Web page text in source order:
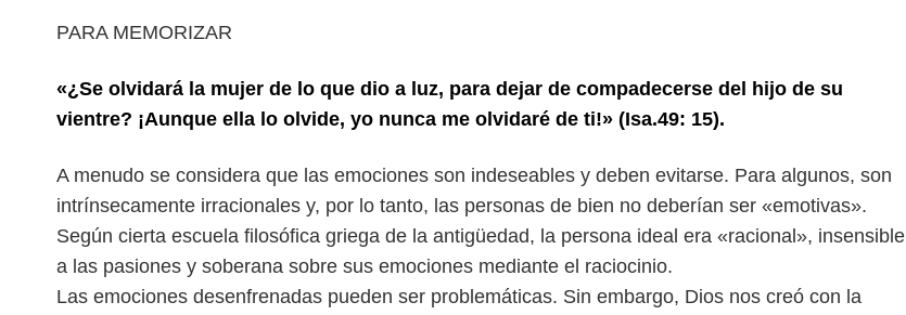
PARA MEMORIZAR
«¿Se olvidará la mujer de lo que dio a luz, para dejar de compadecerse del
hijo de su
vientre? ¡Aunque ella lo olvide, yo nunca me olvidaré de ti!» (Isa.49: 15).
A menudo se considera que las emociones son indeseables y deben evitarse. Para algunos, son
intrínsecamente irracionales y, por lo tanto, las personas de bien no deberían ser «emotivas».
Según cierta escuela filosófica griega de la antigüedad, la persona ideal era «racional», insensible
a las pasiones y soberana sobre sus emociones mediante el raciocinio.
Las emociones desenfrenadas pueden ser problemáticas. Sin embargo, Dios nos creó con la